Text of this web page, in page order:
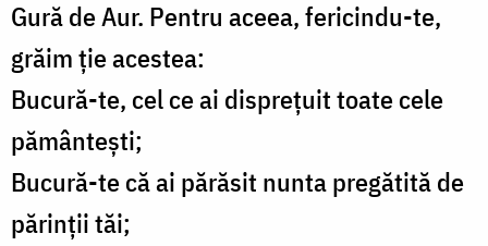
Gură de Aur. Pentru aceea, fericindu-te,
grăim ție acestea:
Bucură-te, cel ce ai disprețuit toate cele
pământești;
Bucură-te că ai părăsit nunta pregătită de
părinții tăi;